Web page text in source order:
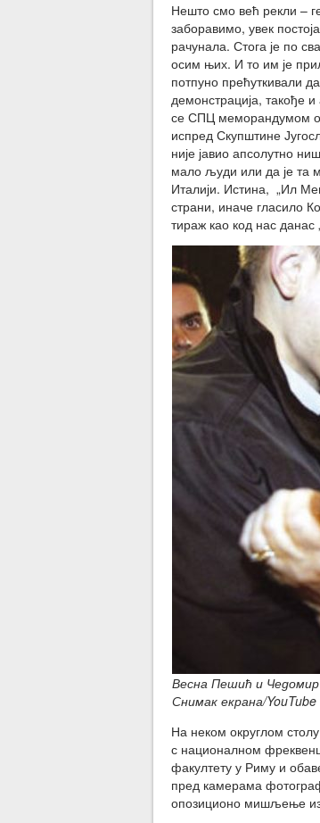
Нешто смо већ рекли –
заборавимо, увек
рачунала. Стога је по
осим њих. И то им је
потпуно прећуткивали
демонстрација, такође
се СПЦ меморандумом
испред Скупштине
није јавио апсолутно
мало људи или да је та
Италији. Истина, „Ил
страни, иначе гласило
тираж као код нас данас
Весна Пешић и Чедомир
Снимак екрана/YouTube
На неком округлом
с националном
факултету у Риму и
пред камерама
опозиционо мишљење из